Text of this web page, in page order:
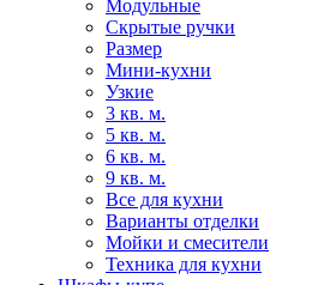
Модульные
Скрытые ручки
Размер
Мини-кухни
Узкие
3 кв. м.
5 кв. м.
6 кв. м.
9 кв. м.
Все для кухни
Варианты отделки
Мойки и смесители
Техника для кухни